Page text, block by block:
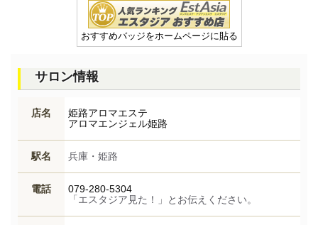
おすすめバッジをホームページに貼る
サロン情報
店名
姫路アロマエステ
アロマエンジェル姫路
駅名 兵庫・姫路
電話
079-280-5304
「エスタジア見た！」とお伝えください。